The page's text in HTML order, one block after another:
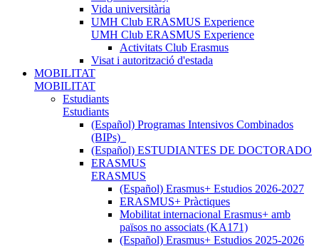
Vida universitària
UMH Club ERASMUS Experience
UMH Club ERASMUS Experience
Activitats Club Erasmus
Visat i autorització d'estada
MOBILITAT
MOBILITAT
Estudiants
Estudiants
(Español) Programas Intensivos Combinados
(BIPs)_
(Español) ESTUDIANTES DE DOCTORADO
ERASMUS
ERASMUS
(Español) Erasmus+ Estudios 2026-2027
ERASMUS+ Pràctiques
Mobilitat internacional Erasmus+ amb
països no associats (KA171)
(Español) Erasmus+ Estudios 2025-2026